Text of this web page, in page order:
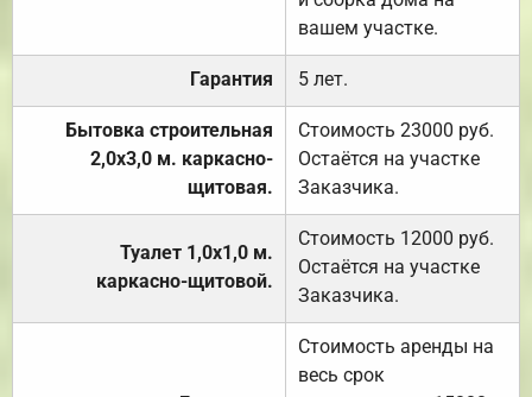
вашем участке.
Гарантия 5 лет.
Бытовка строительная
2,0х3,0 м. каркасно-
щитовая.
Стоимость 23000 руб.
Остаётся на участке
Заказчика.
Туалет 1,0х1,0 м.
каркасно-щитовой.
Стоимость 12000 руб.
Остаётся на участке
Заказчика.
Стоимость аренды на
весь срок